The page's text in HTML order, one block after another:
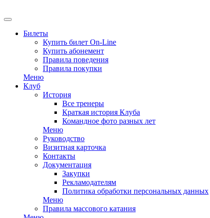
Билеты
Купить билет On-Line
Купить абонемент
Правила поведения
Правила покупки
Меню
Клуб
История
Все тренеры
Краткая история Клуба
Командное фото разных лет
Меню
Руководство
Визитная карточка
Контакты
Документация
Закупки
Рекламодателям
Политика обработки персональных данных
Меню
Правила массового катания